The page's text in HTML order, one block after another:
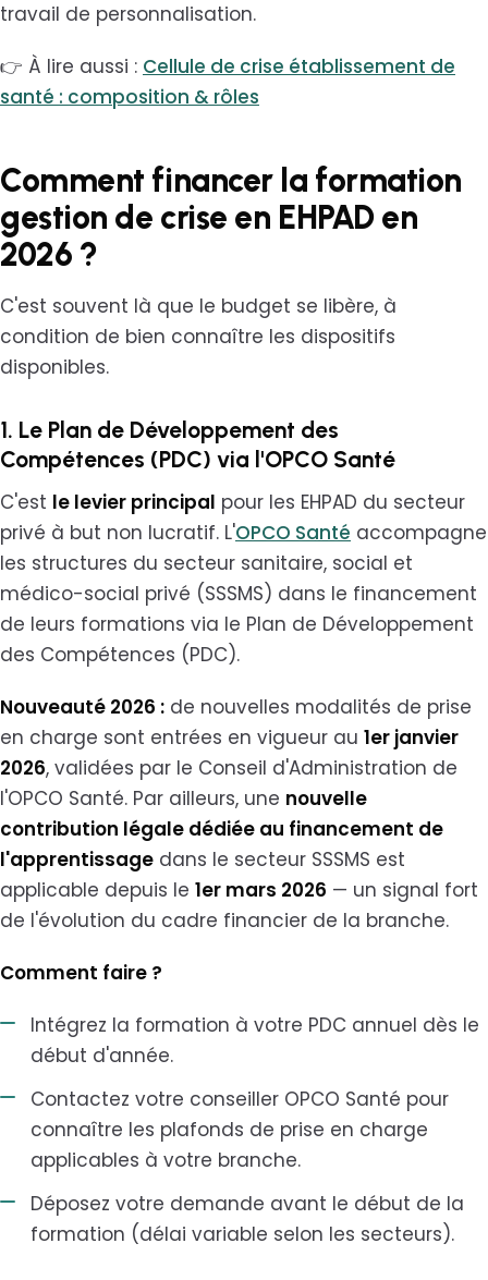
travail de personnalisation.
👉 À lire aussi : Cellule de crise établissement de
santé : composition & rôles
Comment financer la formation
gestion de crise en EHPAD en
2026 ?
C'est souvent là que le budget se libère, à
condition de bien connaître les dispositifs
disponibles.
1. Le Plan de Développement des
Compétences (PDC) via l'OPCO Santé
C'est le levier principal pour les EHPAD du secteur
privé à but non lucratif. L'OPCO Santé accompagne
les structures du secteur sanitaire, social et
médico-social privé (SSSMS) dans le financement
de leurs formations via le Plan de Développement
des Compétences (PDC).
Nouveauté 2026 : de nouvelles modalités de prise
en charge sont entrées en vigueur au 1er janvier
2026, validées par le Conseil d'Administration de
l'OPCO Santé. Par ailleurs, une nouvelle
contribution légale dédiée au financement de
l'apprentissage dans le secteur SSSMS est
applicable depuis le 1er mars 2026 — un signal fort
de l'évolution du cadre financier de la branche.
Comment faire ?
Intégrez la formation à votre PDC annuel dès le
début d'année.
Contactez votre conseiller OPCO Santé pour
connaître les plafonds de prise en charge
applicables à votre branche.
Déposez votre demande avant le début de la
formation (délai variable selon les secteurs).